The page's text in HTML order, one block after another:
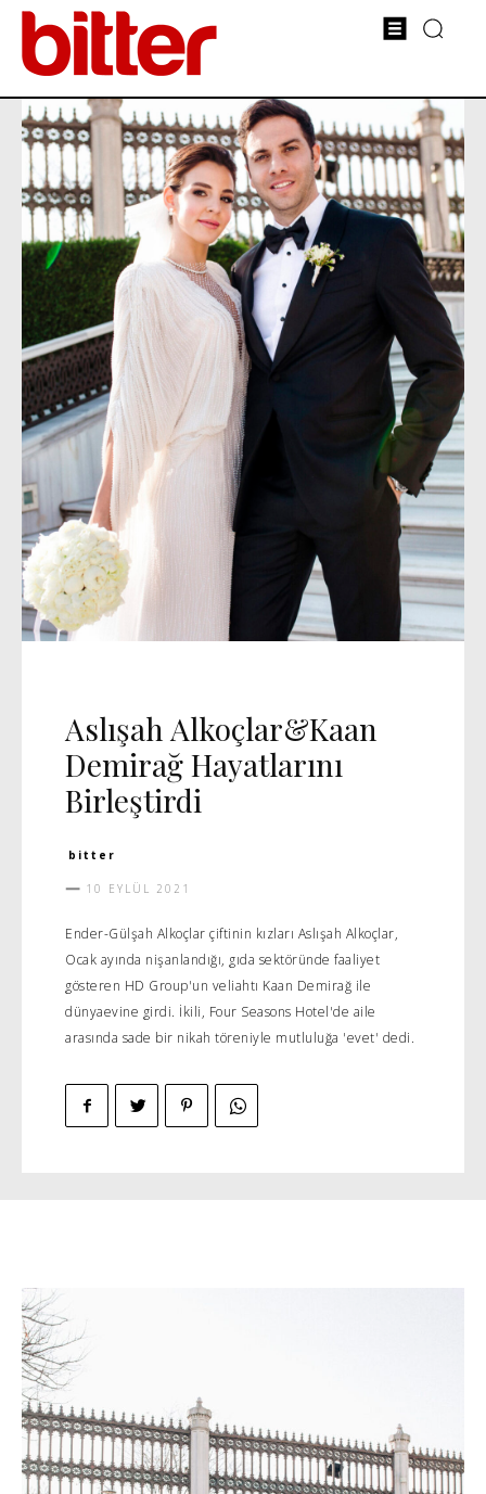
Aslışah Alkoçlar&Kaan
Demirağ Hayatlarını
Birleştirdi
bitter
10 EYLÜL 2021
Ender-Gülşah Alkoçlar çiftinin kızları Aslışah Alkoçlar,
Ocak ayında nişanlandığı, gıda sektöründe faaliyet
gösteren HD Group'un veliahtı Kaan Demirağ ile
dünyaevine girdi. İkili, Four Seasons Hotel'de aile
arasında sade bir nikah töreniyle mutluluğa 'evet' dedi.